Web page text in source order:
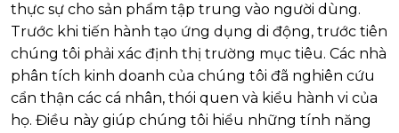
thực sự cho sản phẩm tập trung vào người dùng.
Trước khi tiến hành tạo ứng dụng di động, trước tiên
chúng tôi phải xác định thị trường mục tiêu. Các nhà
phân tích kinh doanh của chúng tôi đã nghiên cứu
cẩn thận các cá nhân, thói quen và kiểu hành vi của
họ. Điều này giúp chúng tôi hiểu những tính năng